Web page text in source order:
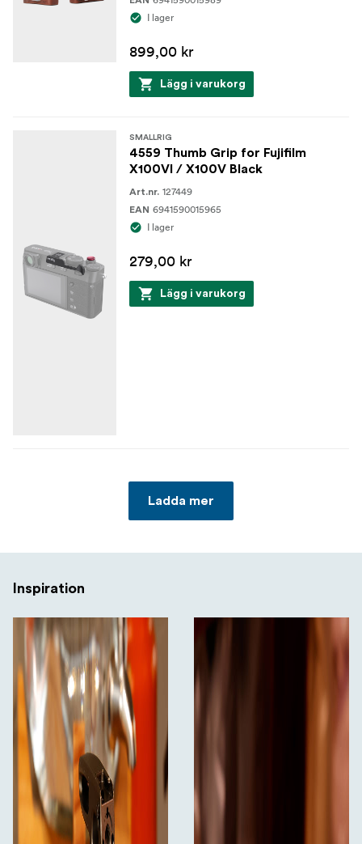
I lager
899,00 kr
Lägg i varukorg
SMALLRIG
4559 Thumb Grip for Fujifilm
X100VI / X100V Black
Art.nr. 127449
EAN 6941590015965
I lager
279,00 kr
Lägg i varukorg
Ladda mer
Inspiration